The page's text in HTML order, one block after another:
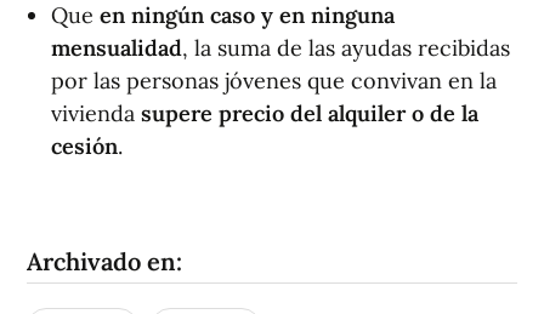
Que en ningún caso y en ninguna
mensualidad, la suma de las ayudas recibidas
por las personas jóvenes que convivan en la
vivienda supere precio del alquiler o de la
cesión.
Archivado en: